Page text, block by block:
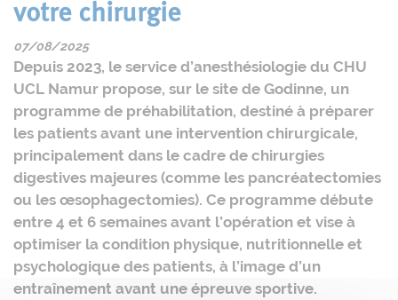
votre chirurgie
07/08/2025
Depuis 2023, le service d’anesthésiologie du CHU
UCL Namur propose, sur le site de Godinne, un
programme de préhabilitation, destiné à préparer
les patients avant une intervention chirurgicale,
principalement dans le cadre de chirurgies
digestives majeures (comme les pancréatectomies
ou les œsophagectomies). Ce programme débute
entre 4 et 6 semaines avant l’opération et vise à
optimiser la condition physique, nutritionnelle et
psychologique des patients, à l’image d’un
entraînement avant une épreuve sportive.